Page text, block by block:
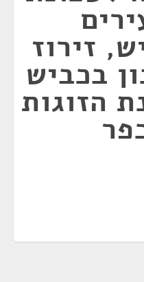
זירוז
בכביש
הזוגות